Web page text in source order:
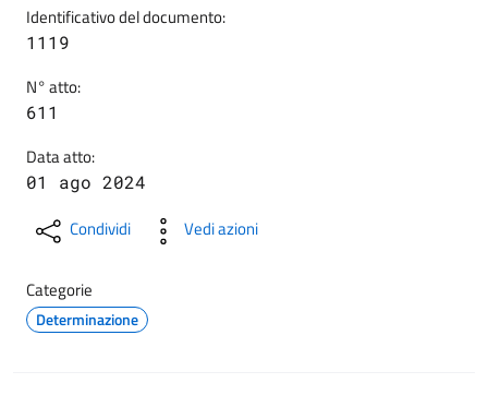
Identificativo del documento:
1119
N° atto:
611
Data atto:
01 ago 2024
Condividi Vedi azioni
Categorie
Determinazione